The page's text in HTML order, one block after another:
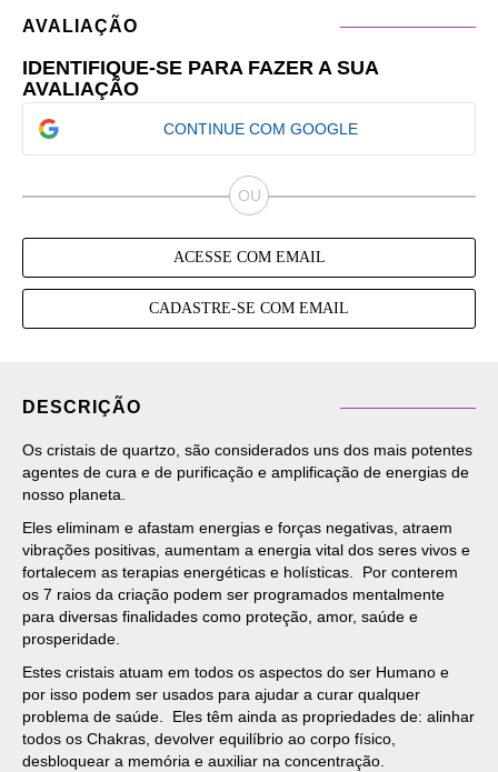
AVALIAÇÃO
IDENTIFIQUE-SE PARA FAZER A SUA
AVALIAÇÃO
CONTINUE COM GOOGLE
ACESSE COM EMAIL
CADASTRE-SE COM EMAIL
DESCRIÇÃO
Os cristais de quartzo, são considerados uns dos mais potentes
agentes de cura e de purificação e amplificação de energias de
nosso planeta.
Eles eliminam e afastam energias e forças negativas, atraem
vibrações positivas, aumentam a energia vital dos seres vivos e
fortalecem as terapias energéticas e holísticas. Por conterem
os 7 raios da criação podem ser programados mentalmente
para diversas finalidades como proteção, amor, saúde e
prosperidade.
Estes cristais atuam em todos os aspectos do ser Humano e
por isso podem ser usados para ajudar a curar qualquer
problema de saúde. Eles têm ainda as propriedades de: alinhar
todos os Chakras, devolver equilíbrio ao corpo físico,
desbloquear a memória e auxiliar na concentração.